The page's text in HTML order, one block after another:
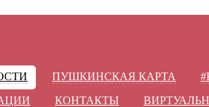
ПУШКИНСКАЯ КАРТА
КОНТАКТЫ